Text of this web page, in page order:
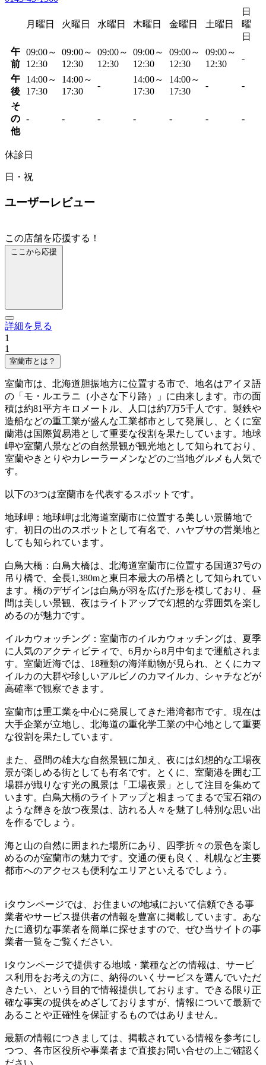
月曜日 火曜日 水曜日 木曜日 金曜日 土曜日
日
曜
日
午
前
09:00～
12:30
09:00～
12:30
09:00～
12:30
09:00～
12:30
09:00～
12:30
09:00～
12:30
-
午
後
14:00～
17:30
14:00～
17:30
-
14:00～
17:30
14:00～
17:30
- -
そ
の
他
- - - - - - -
休診日
日・祝
ユーザーレビュー
この店舗を応援する！
ここから応援
詳細を見る
1
1
室蘭市とは？
室蘭市は、北海道胆振地方に位置する市で、地名はアイヌ語
の「モ・ルエラニ（小さな下り路）」に由来します。市の面
積は約81平方キロメートル、人口は約7万5千人です。製鉄や
造船などの重工業が盛んな工業都市として発展し、とくに室
蘭港は国際貿易港として重要な役割を果たしています。地球
岬や室蘭八景などの自然景観が観光地として知られており、
室蘭やきとりやカレーラーメンなどのご当地グルメも人気で
す。
以下の3つは室蘭市を代表するスポットです。
地球岬：地球岬は北海道室蘭市に位置する美しい景勝地で
す。初日の出のスポットとして有名で、ハヤブサの営巣地と
しても知られています。
白鳥大橋：白鳥大橋は、北海道室蘭市に位置する国道37号の
吊り橋で、全長1,380mと東日本最大の吊橋として知られてい
ます。橋のデザインは白鳥が羽を広げた形を模しており、昼
間は美しい景観、夜はライトアップで幻想的な雰囲気を楽し
めるのが魅力です。
イルカウォッチング：室蘭市のイルカウォッチングは、夏季
に人気のアクティビティで、6月から8月中旬まで運航されま
す。室蘭近海では、18種類の海洋動物が見られ、とくにカマ
イルカの大群や珍しいアルビノのカマイルカ、シャチなどが
高確率で観察できます。
室蘭市は重工業を中心に発展してきた港湾都市です。現在は
大手企業が立地し、北海道の重化学工業の中心地として重要
な役割を果たしています。
また、昼間の雄大な自然景観に加え、夜には幻想的な工場夜
景が楽しめる街としても有名です。とくに、室蘭港を囲む工
場群が織りなす光の風景は「工場夜景」として注目を集めて
います。白鳥大橋のライトアップと相まってまるで宝石箱の
ような輝きを放つ夜景は、訪れる人々を魅了し特別な思い出
を作るでしょう。
海と山の自然に囲まれた場所にあり、四季折々の景色を楽し
めるのが室蘭市の魅力です。交通の便も良く、札幌など主要
都市へのアクセスも便利なエリアといえるでしょう。
iタウンページでは、お住まいの地域において信頼できる事
業者やサービス提供者の情報を豊富に掲載しています。あな
たに適切な事業者を簡単に探せますので、ぜひ当サイトの事
業者一覧をご覧ください。
iタウンページで提供する地域・業種などの情報は、サービ
ス利用をお考えの方に、納得のいくサービスを選んでいただ
きたい、という目的で情報提供しております。できる限り正
確な事実の提供をめざしておりますが、情報について最新で
あることや正確性を保証するものではありません。
最新の情報につきましては、掲載されている情報を参考にし
つつ、各市区役所や事業者まで直接お問い合せの上ご確認く
ださい。